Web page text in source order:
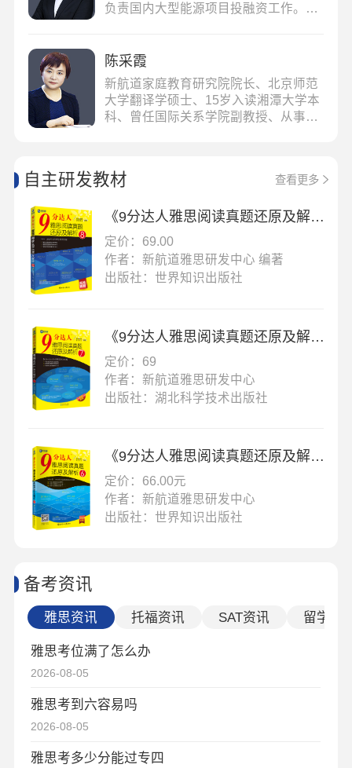
负责国内大型能源项目投融资工作。教
学科： A-Level经济
陈采霞
新航道家庭教育研究院院长、北京师范
大学翻译学硕士、15岁入读湘潭大学本
科、曾任国际关系学院副教授、从事英
自主研发教材 查看更多
《9分达人雅思阅读真题还原及解析8》
定价：69.00
作者：新航道雅思研发中心 编著
出版社：世界知识出版社
《9分达人雅思阅读真题还原及解析7》
定价：69
作者：新航道雅思研发中心
出版社：湖北科学技术出版社
《9分达人雅思阅读真题还原及解析6》
定价：66.00元
作者：新航道雅思研发中心
出版社：世界知识出版社
备考资讯
雅思资讯 托福资讯 SAT资讯 留学资
雅思考位满了怎么办
2026-08-05
雅思考到六容易吗
2026-08-05
雅思考多少分能过专四